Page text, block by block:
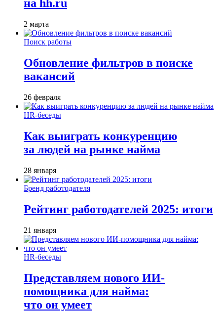
на hh.ru
2 марта
Поиск работы
Обновление фильтров в поиске
вакансий
26 февраля
HR-беседы
Как выиграть конкуренцию
за людей на рынке найма
28 января
Бренд работодателя
Рейтинг работодателей 2025: итоги
21 января
HR-беседы
Представляем нового ИИ-
помощника для найма:
что он умеет